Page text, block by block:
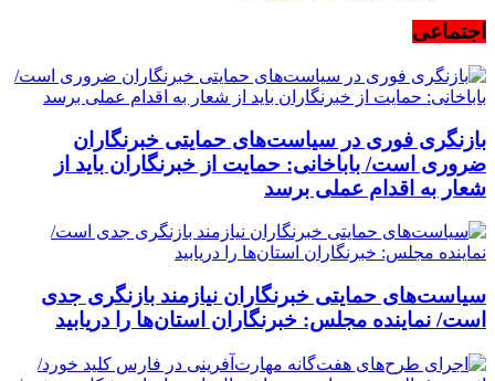
اجتماعی
بازنگری فوری در سیاست‌های حمایتی خبرنگاران
ضروری است/ باباخانی: حمایت از خبرنگاران باید از
شعار به اقدام عملی برسد
سیاست‌های حمایتی خبرنگاران نیازمند بازنگری جدی
است/ نماینده مجلس: خبرنگاران استان‌ها را دریابید